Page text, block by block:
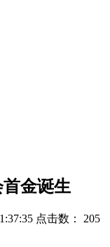
金诞生
点击数： 205